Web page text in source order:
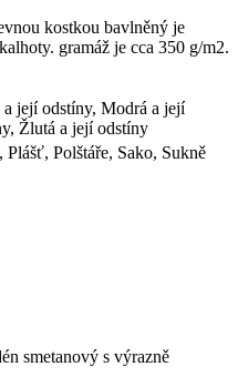
kostkou bavlněný je
gramáž je cca 350 g/m2.
a její odstíny, Modrá a její
, Žlutá a její odstíny
, Plášť, Polštáře, Sako, Sukně
smetanový s výrazně